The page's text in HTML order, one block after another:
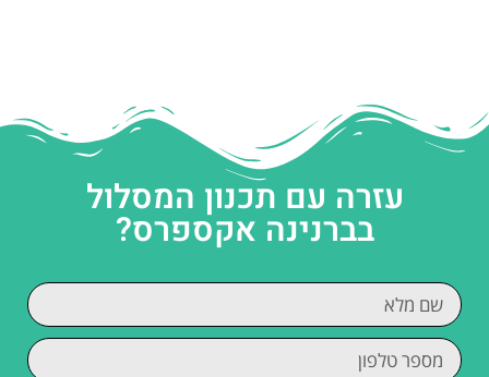
עזרה עם תכנון המסלול
בברנינה אקספרס?